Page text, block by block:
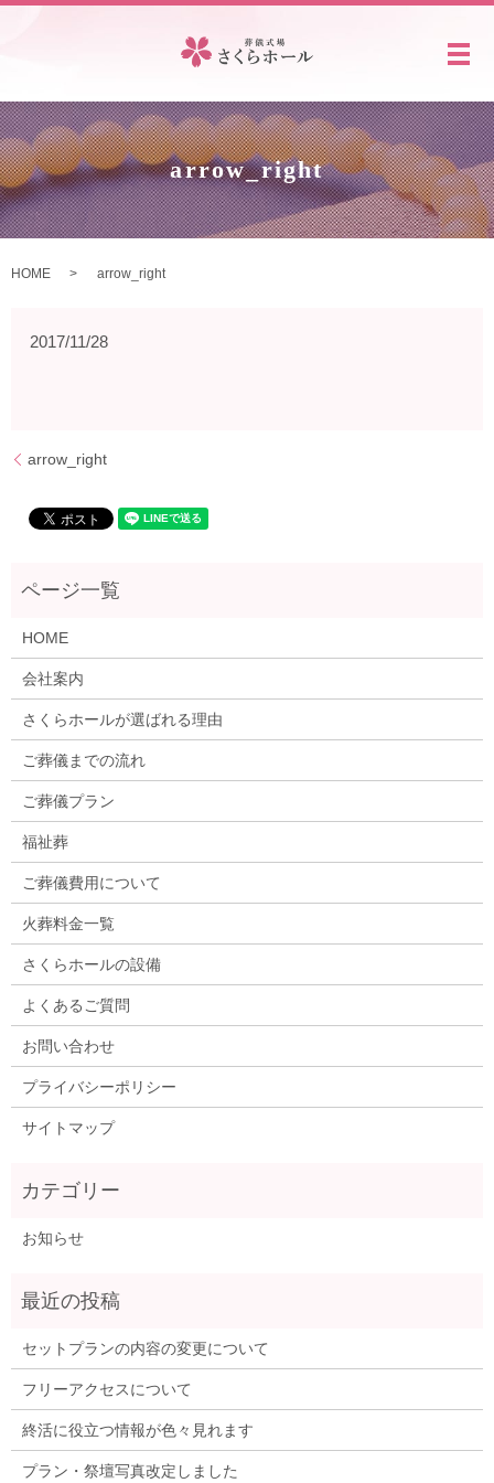
メ
arrow_right
HOME arrow_right
2017/11/28
arrow_right
HOME
会社案内
さくらホールが選ばれる理由
ご葬儀までの流れ
ご葬儀プラン
福祉葬
ご葬儀費用について
火葬料金一覧
さくらホールの設備
よくあるご質問
お問い合わせ
プライバシーポリシー
サイトマップ
お知らせ
セットプランの内容の変更について
フリーアクセスについて
終活に役立つ情報が色々見れます
プラン・祭壇写真改定しました